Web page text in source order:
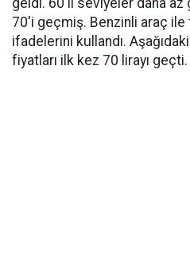
70'i geçmiş. Benzinli araç
ifadelerini kullandı. Aşağıdaki
fiyatları ilk kez 70 lirayı geçti.